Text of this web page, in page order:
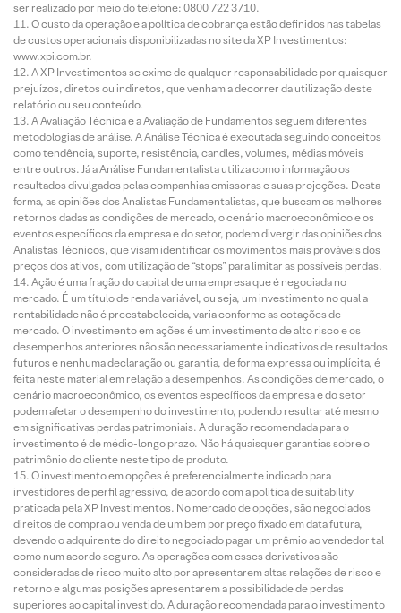
ser realizado por meio do telefone: 0800 722 3710.
O custo da operação e a política de cobrança estão definidos nas tabelas
de custos operacionais disponibilizadas no site da XP Investimentos:
www.xpi.com.br.
A XP Investimentos se exime de qualquer responsabilidade por quaisquer
prejuízos, diretos ou indiretos, que venham a decorrer da utilização deste
relatório ou seu conteúdo.
A Avaliação Técnica e a Avaliação de Fundamentos seguem diferentes
metodologias de análise. A Análise Técnica é executada seguindo conceitos
como tendência, suporte, resistência, candles, volumes, médias móveis
entre outros. Já a Análise Fundamentalista utiliza como informação os
resultados divulgados pelas companhias emissoras e suas projeções. Desta
forma, as opiniões dos Analistas Fundamentalistas, que buscam os melhores
retornos dadas as condições de mercado, o cenário macroeconômico e os
eventos específicos da empresa e do setor, podem divergir das opiniões dos
Analistas Técnicos, que visam identificar os movimentos mais prováveis dos
preços dos ativos, com utilização de “stops” para limitar as possíveis perdas.
Ação é uma fração do capital de uma empresa que é negociada no
mercado. É um título de renda variável, ou seja, um investimento no qual a
rentabilidade não é preestabelecida, varia conforme as cotações de
mercado. O investimento em ações é um investimento de alto risco e os
desempenhos anteriores não são necessariamente indicativos de resultados
futuros e nenhuma declaração ou garantia, de forma expressa ou implícita, é
feita neste material em relação a desempenhos. As condições de mercado, o
cenário macroeconômico, os eventos específicos da empresa e do setor
podem afetar o desempenho do investimento, podendo resultar até mesmo
em significativas perdas patrimoniais. A duração recomendada para o
investimento é de médio-longo prazo. Não há quaisquer garantias sobre o
patrimônio do cliente neste tipo de produto.
O investimento em opções é preferencialmente indicado para
investidores de perfil agressivo, de acordo com a política de suitability
praticada pela XP Investimentos. No mercado de opções, são negociados
direitos de compra ou venda de um bem por preço fixado em data futura,
devendo o adquirente do direito negociado pagar um prêmio ao vendedor tal
como num acordo seguro. As operações com esses derivativos são
consideradas de risco muito alto por apresentarem altas relações de risco e
retorno e algumas posições apresentarem a possibilidade de perdas
superiores ao capital investido. A duração recomendada para o investimento